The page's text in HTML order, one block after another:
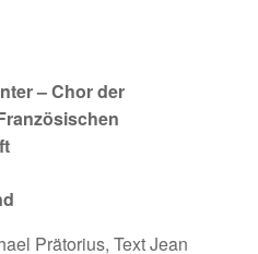
– Chor der
Prätorius, Text Jean